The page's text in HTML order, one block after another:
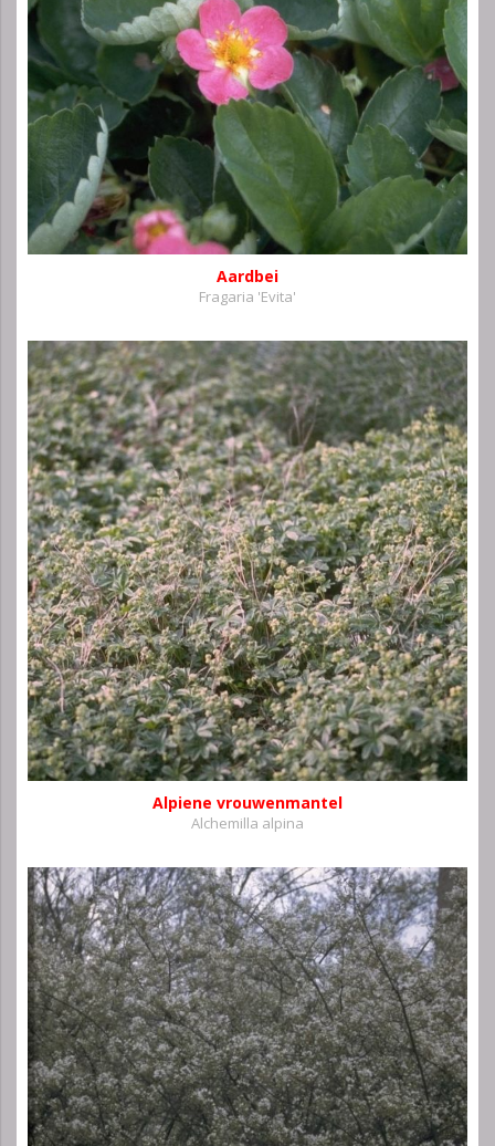
Aardbei
Fragaria 'Evita'
Alpiene vrouwenmantel
Alchemilla alpina